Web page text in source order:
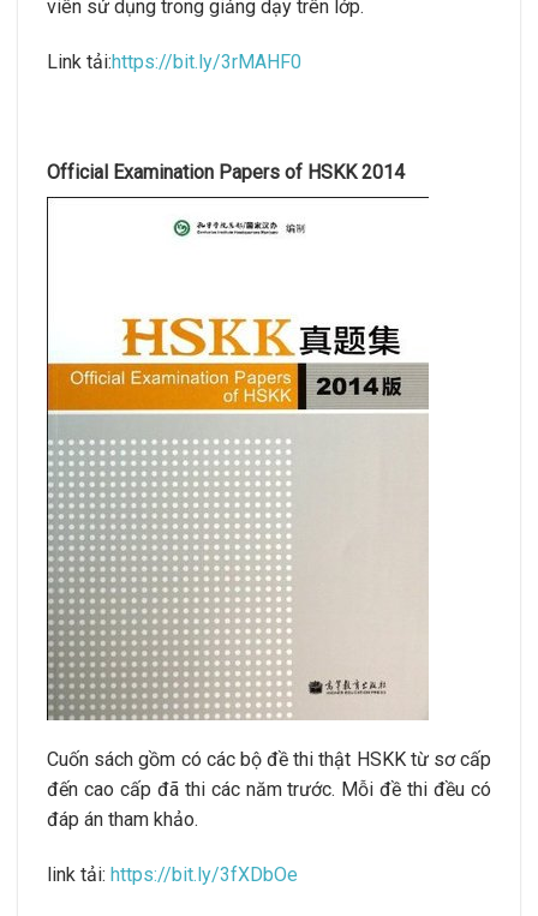
viên sử dụng trong giảng dạy trên lớp.
Link tải:https://bit.ly/3rMAHF0
Official Examination Papers of HSKK 2014
Cuốn sách gồm có các bộ đề thi thật HSKK từ sơ cấp
đến cao cấp đã thi các năm trước. Mỗi đề thi đều có
đáp án tham khảo.
link tải: https://bit.ly/3fXDbOe